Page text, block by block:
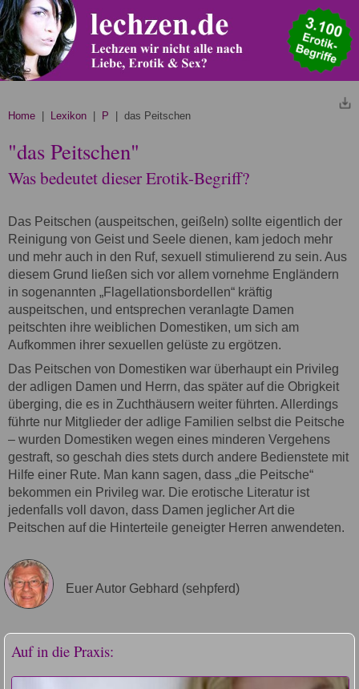
Home Lexikon P | das Peitschen
"das Peitschen"
Was bedeutet dieser Erotik-Begriff?
Das Peitschen (auspeitschen, geißeln) sollte eigentlich der
Reinigung von Geist und Seele dienen, kam jedoch mehr
und mehr auch in den Ruf, sexuell stimulierend zu sein. Aus
diesem Grund ließen sich vor allem vornehme Engländern
in sogenannten „Flagellationsbordellen“ kräftig
auspeitschen, und entsprechen veranlagte Damen
peitschten ihre weiblichen Domestiken, um sich am
Aufkommen ihrer sexuellen gelüste zu ergötzen.
Das Peitschen von Domestiken war überhaupt ein Privileg
der adligen Damen und Herrn, das später auf die Obrigkeit
überging, die es in Zuchthäusern weiter führten. Allerdings
führte nur Mitglieder der adlige Familien selbst die Peitsche
– wurden Domestiken wegen eines minderen Vergehens
gestraft, so geschah dies stets durch andere Bedienstete mit
Hilfe einer Rute. Man kann sagen, dass „die Peitsche“
bekommen ein Privileg war. Die erotische Literatur ist
jedenfalls voll davon, dass Damen jeglicher Art die
Peitschen auf die Hinterteile geneigter Herren anwendeten.
Euer Autor Gebhard (sehpferd)
Auf in die Praxis: